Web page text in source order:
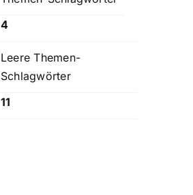
4
Leere Themen-
Schlagwörter
11